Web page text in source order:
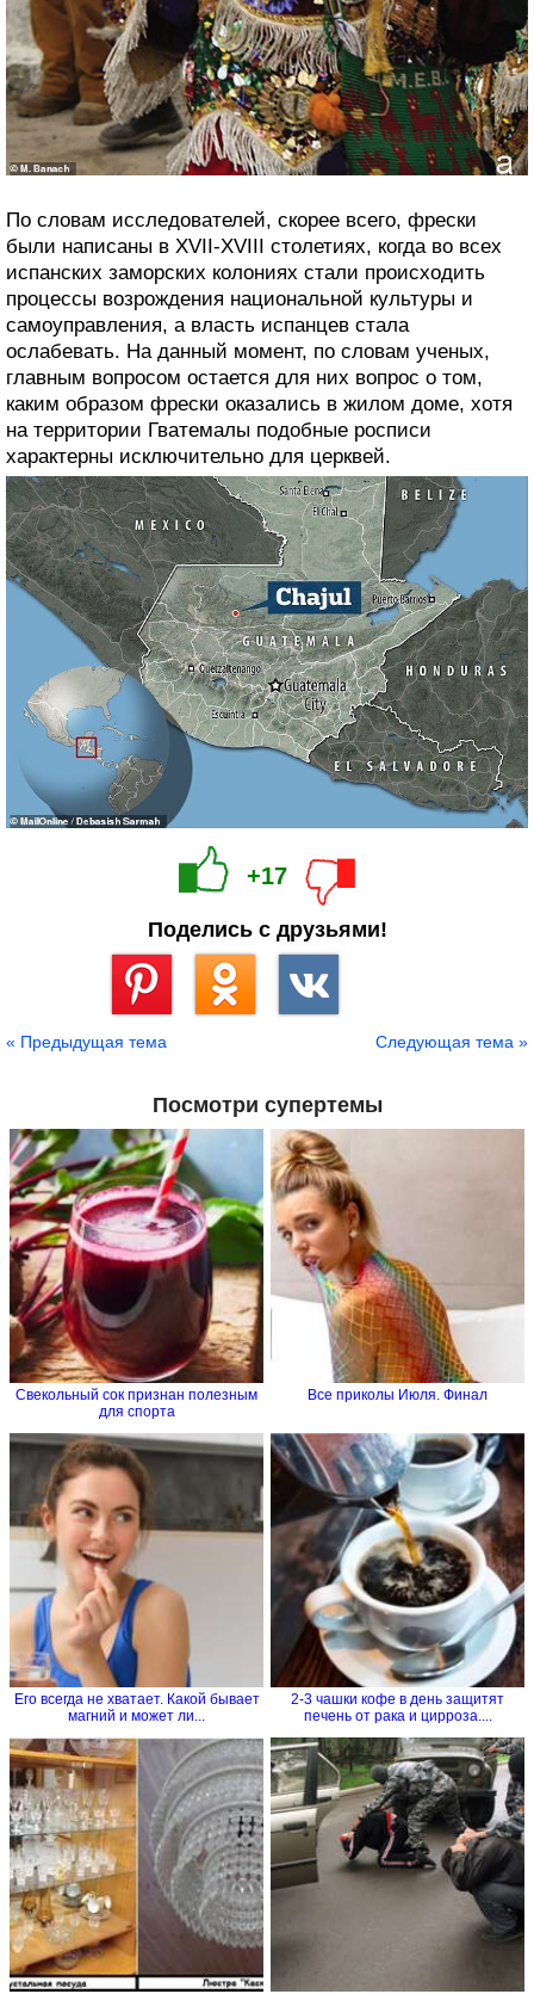
По словам исследователей, скорее всего, фрески
были написаны в XVII-XVIII столетиях, когда во всех
испанских заморских колониях стали происходить
процессы возрождения национальной культуры и
самоуправления, а власть испанцев стала
ослабевать. На данный момент, по словам ученых,
главным вопросом остается для них вопрос о том,
каким образом фрески оказались в жилом доме, хотя
на территории Гватемалы подобные росписи
характерны исключительно для церквей.
+17
Поделись с друзьями!
« Предыдущая тема Следующая тема »
Посмотри супертемы
Свекольный сок признан полезным
для спорта
Все приколы Июля. Финал
Его всегда не хватает. Какой бывает
магний и может ли...
2-3 чашки кофе в день защитят
печень от рака и цирроза....